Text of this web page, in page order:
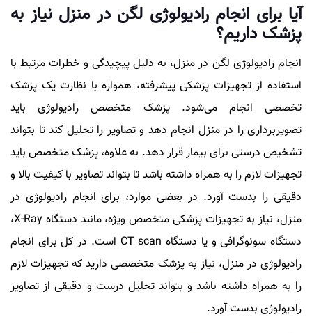
آیا برای انجام رادیولوژی لگن در منزل نیاز به
پزشک داریم؟
انجام رادیولوژی لگن در منزل، به دلیل پیچیدگی و خطرات مرتبط با
استفاده از تجهیزات پزشکی پیشرفته، همواره با نظارت یک پزشک
تخصصی انجام می‌شود. پزشک متخصص رادیولوژی باید
تصویربرداری را در منزل انجام دهد و تصاویر را تحلیل کند تا بتواند
تشخیص درستی برای بیمار قرار دهد. به علاوه، پزشک متخصص باید
تجهیزات لازم را به همراه داشته باشد تا بتواند تصاویر با کیفیت بالا و
دقیقی را بدست آورد. در بعضی موارد، برای انجام رادیولوژی در
منزل، نیاز به تجهیزات پزشکی متخصص ویژه، مانند دستگاه X-Ray،
دستگاه سونوگرافی و یا دستگاه CT scan است. در کل برای انجام
رادیولوژی در منزل، نیاز به پزشک متخصصی دارید که تجهیزات لازم
را به همراه داشته باشد و بتواند تحلیل درست و دقیقی از تصاویر
رادیولوژی بدست آورد.